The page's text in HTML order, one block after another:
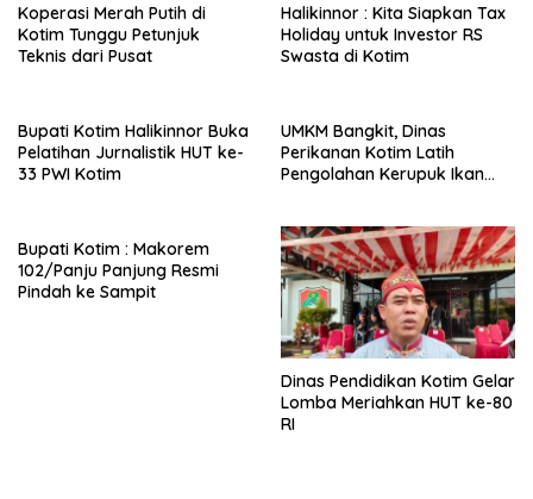
Koperasi Merah Putih di
Kotim Tunggu Petunjuk
Teknis dari Pusat
Halikinnor : Kita Siapkan Tax
Holiday untuk Investor RS
Swasta di Kotim
Bupati Kotim Halikinnor Buka
Pelatihan Jurnalistik HUT ke-
33 PWI Kotim
UMKM Bangkit, Dinas
Perikanan Kotim Latih
Pengolahan Kerupuk Ikan
Bupati Kotim : Makorem
102/Panju Panjung Resmi
Pindah ke Sampit
Dinas Pendidikan Kotim Gelar
Lomba Meriahkan HUT ke-80
RI